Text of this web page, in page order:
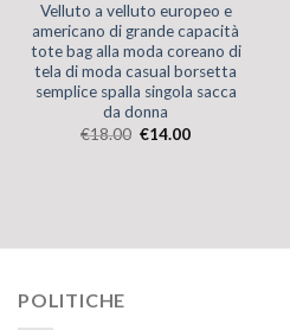
Velluto a velluto europeo e
americano di grande capacità
tote bag alla moda coreano di
tela di moda casual borsetta
semplice spalla singola sacca
da donna
€18.00 €14.00
POLITICHE